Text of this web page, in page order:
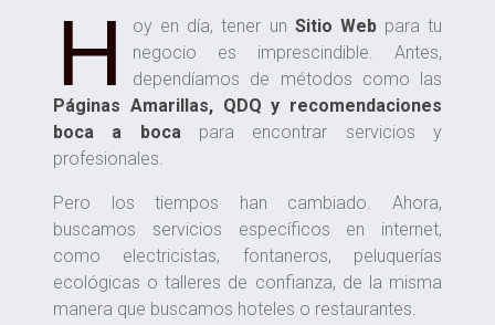
H oy en día, tener un Sitio Webpara tu
negocio es imprescindible. Antes,
dependíamos de métodos como las
Páginas Amarillas, QDQ y recomendaciones
boca a bocapara encontrar servicios y
profesionales.
Pero los tiempos han cambiado. Ahora,
buscamos servicios específicos en internet,
como electricistas, fontaneros, peluquerías
ecológicas o talleres de confianza, de la misma
manera que buscamos hoteles o restaurantes.